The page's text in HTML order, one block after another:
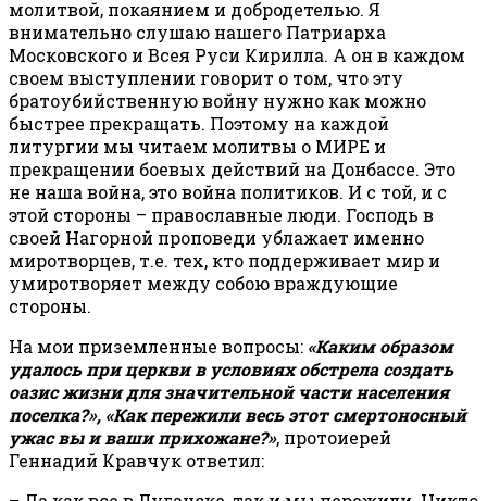
молитвой, покаянием и добродетелью. Я
внимательно слушаю нашего Патриарха
Московского и Всея Руси Кирилла. А он в каждом
своем выступлении говорит о том, что эту
братоубийственную войну нужно как можно
быстрее прекращать. Поэтому на каждой
литургии мы читаем молитвы о МИРЕ и
прекращении боевых действий на Донбассе. Это
не наша война, это война политиков. И с той, и с
этой стороны – православные люди. Господь в
своей Нагорной проповеди ублажает именно
миротворцев, т.е. тех, кто поддерживает мир и
умиротворяет между собою враждующие
стороны.
На мои приземленные вопросы: «Каким образом
удалось при церкви в условиях обстрела создать
оазис жизни для значительной части населения
поселка?», «Как пережили весь этот смертоносный
ужас вы и ваши прихожане?», протоиерей
Геннадий Кравчук ответил: